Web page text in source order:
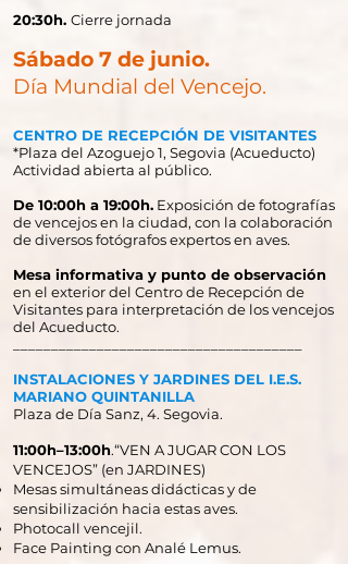
20:30h. Cierre jornada
Sábado 7 de junio.
Día Mundial del Vencejo.
CENTRO DE RECEPCIÓN DE VISITANTES
*Plaza del Azoguejo 1, Segovia (Acueducto)
Actividad abierta al público.
​De 10:00h a 19:00h. Exposición de fotografías
de vencejos en la ciudad, con la colaboración
de diversos fotógrafos expertos en aves.
Mesa informativa y punto de observación
en el exterior del Centro de Recepción de
Visitantes para interpretación de los vencejos
del Acueducto.
INSTALACIONES Y JARDINES DEL I.E.S.
MARIANO QUINTANILLA
Plaza de Día Sanz, 4. Segovia.
11:00h–13:00h.“VEN A JUGAR CON LOS
VENCEJOS” (en JARDINES)
Mesas simultáneas didácticas y de
sensibilización hacia estas aves.
Photocall vencejil.
Face Painting con Analé Lemus.